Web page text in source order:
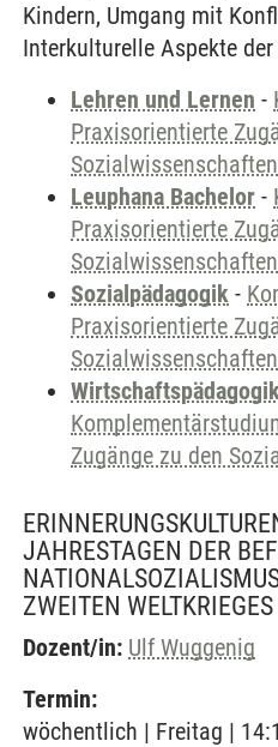
Kindern, Umgang mit
Interkulturelle Aspekte
Lehren und Lernen -
Praxisorientierte
Sozialwissenschaften
Leuphana Bachelor -
Praxisorientierte
Sozialwissenschaften
Sozialpädagogik -
Praxisorientierte
Sozialwissenschaften
Zugänge zu den
JAHRESTAGEN DER
ZWEITEN WELTKRIEGES
Dozent/in: Ulf Wuggenig
Termin:
wöchentlich | Freitag |